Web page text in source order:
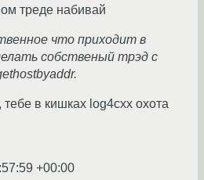
треде набивай
что приходит в
собственый трэд с
в кишках log4cxx охота
+00:00